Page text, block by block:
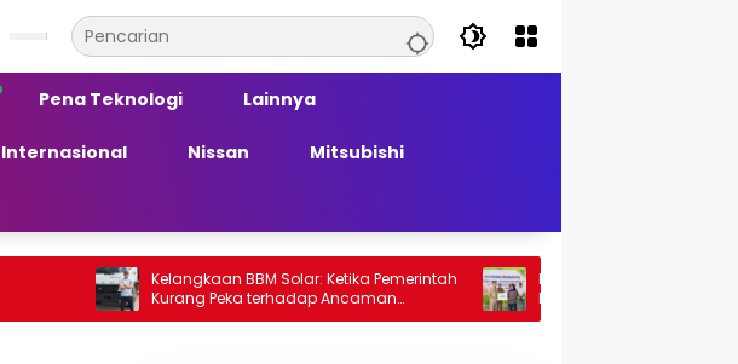
Pena Teknologi Lainnya
Nissan Mitsubishi
Kelangkaan BBM Solar: Ketika Pemerintah
Kurang Peka terhadap Ancaman
Ekonomi Daerah
PT Generasi Agung Perkasa Buktikan
Komitmen Sosial, Salurkan PPM
Juta untuk Masyarakat Lingkar